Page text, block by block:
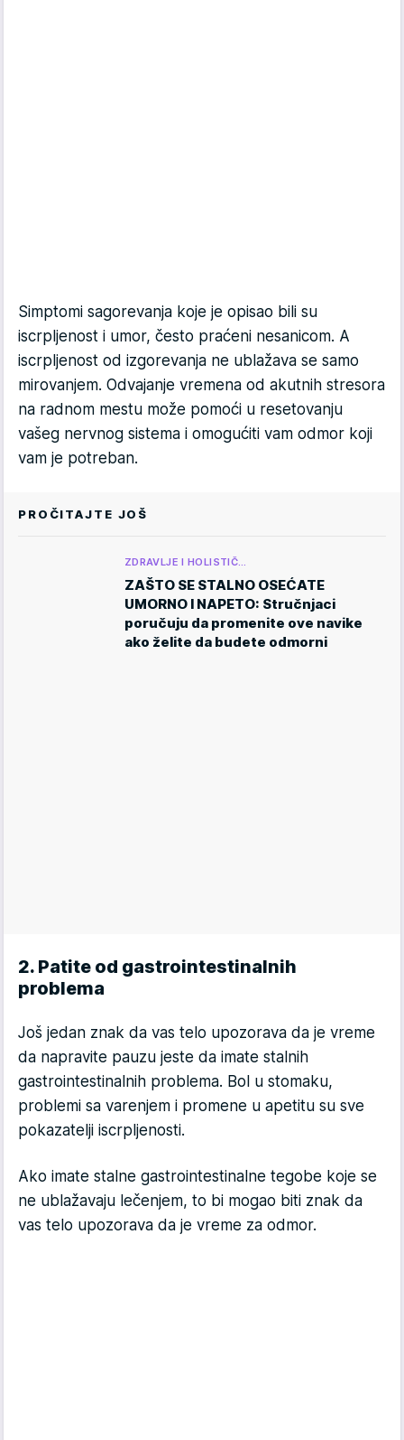
Simptomi sagorevanja koje je opisao bili su
iscrpljenost i umor, često praćeni nesanicom. A
iscrpljenost od izgorevanja ne ublažava se samo
mirovanjem. Odvajanje vremena od akutnih stresora
na radnom mestu može pomoći u resetovanju
vašeg nervnog sistema i omogućiti vam odmor koji
vam je potreban.
PROČITAJTE JOŠ
ZDRAVLJE I HOLISTIČ…
ZAŠTO SE STALNO OSEĆATE
UMORNO I NAPETO: Stručnjaci
poručuju da promenite ove navike
ako želite da budete odmorni
2. Patite od gastrointestinalnih
problema
Još jedan znak da vas telo upozorava da je vreme
da napravite pauzu jeste da imate stalnih
gastrointestinalnih problema. Bol u stomaku,
problemi sa varenjem i promene u apetitu su sve
pokazatelji iscrpljenosti.
Ako imate stalne gastrointestinalne tegobe koje se
ne ublažavaju lečenjem, to bi mogao biti znak da
vas telo upozorava da je vreme za odmor.